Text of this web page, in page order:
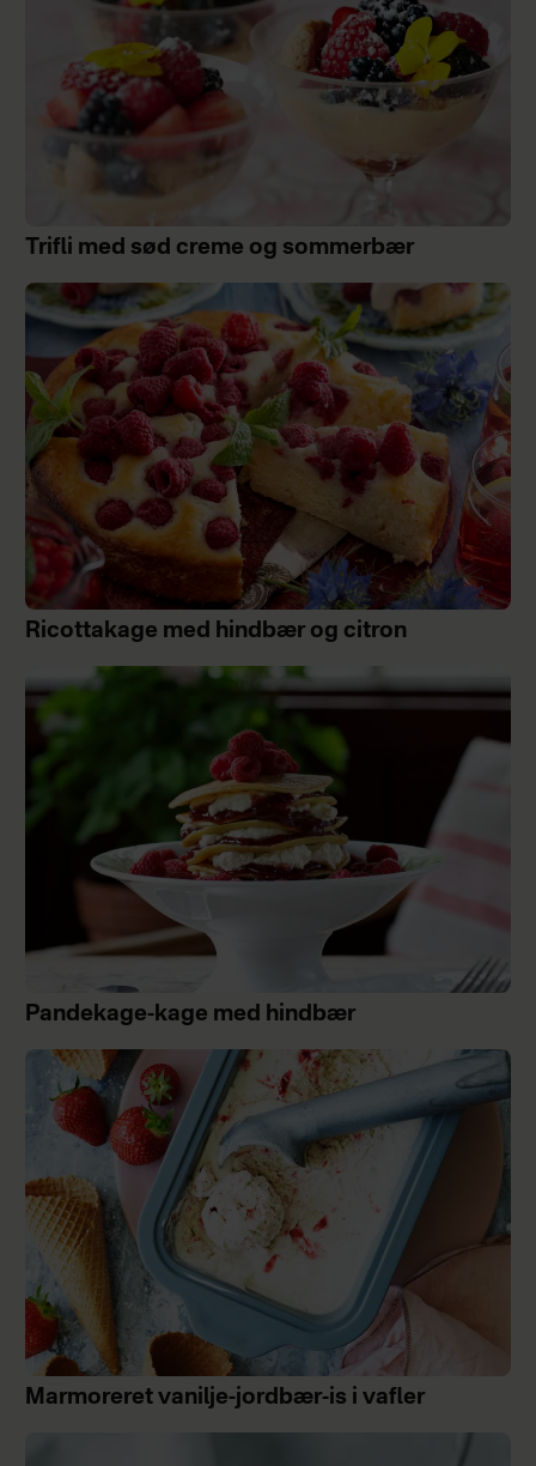
Trifli med sød creme og sommerbær
Ricottakage med hindbær og citron
Pandekage-kage med hindbær
Marmoreret vanilje-jordbær-is i vafler